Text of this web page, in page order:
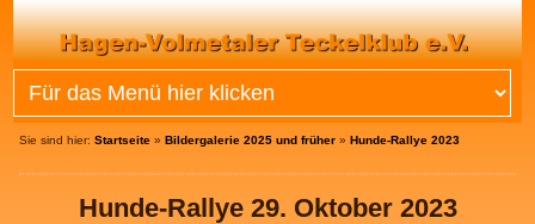
Sie sind hier:Startseite »Bildergalerie 2025 und früher »Hunde-Rallye 2023
Hunde-Rallye 29. Oktober 2023